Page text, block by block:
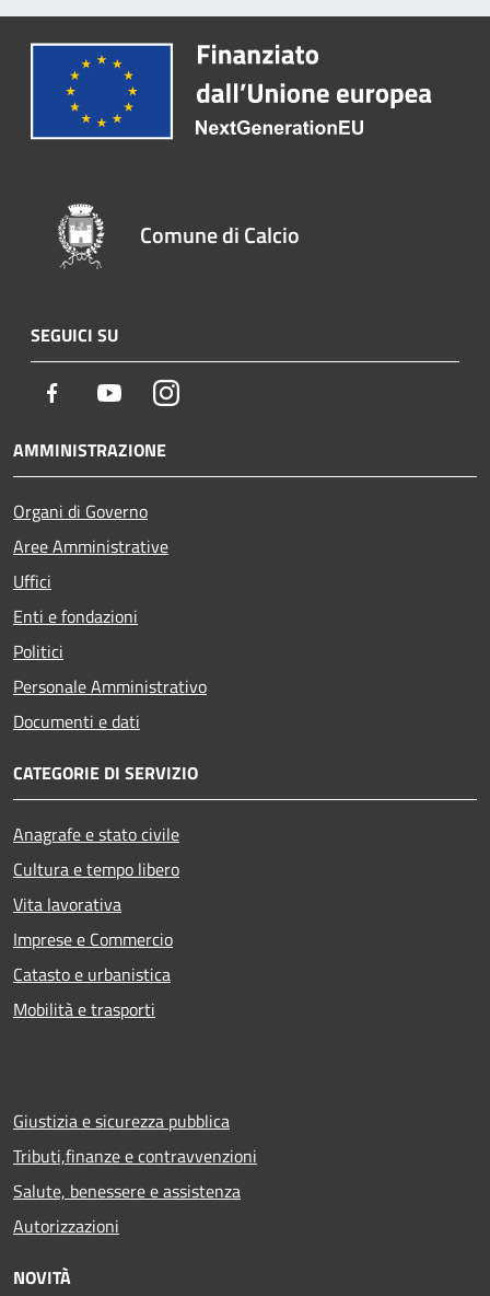
Comune di Calcio
SEGUICI SU
Facebook YoutubeInstagram
AMMINISTRAZIONE
Organi di Governo
Aree Amministrative
Uffici
Enti e fondazioni
Politici
Personale Amministrativo
Documenti e dati
CATEGORIE DI SERVIZIO
Anagrafe e stato civile
Cultura e tempo libero
Vita lavorativa
Imprese e Commercio
Catasto e urbanistica
Mobilità e trasporti
Giustizia e sicurezza pubblica
Tributi,finanze e contravvenzioni
Salute, benessere e assistenza
Autorizzazioni
NOVITÀ